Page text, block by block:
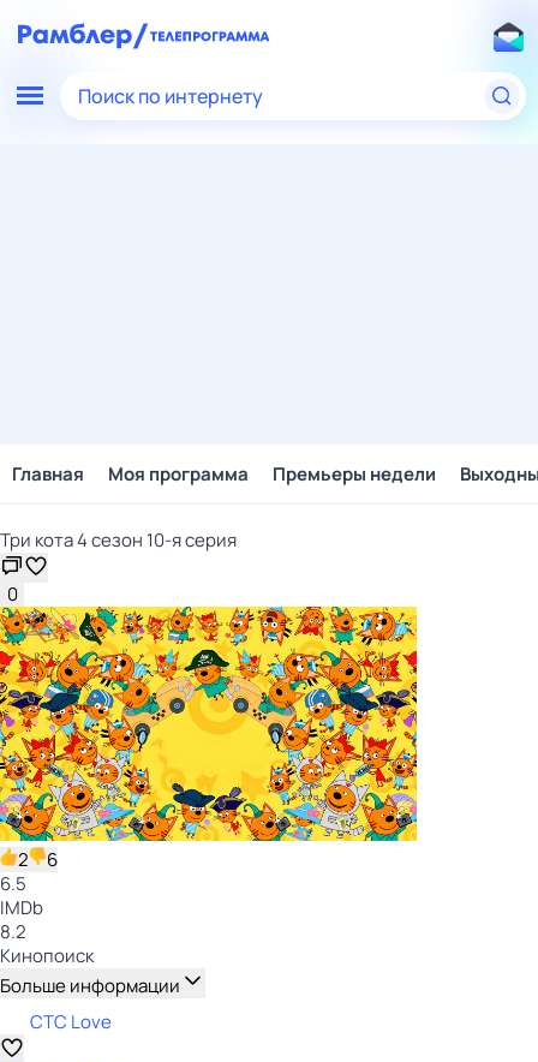
Поиск по интернету
Главная Моя программа Премьеры недели
Три кота 4 сезон 10-я серия
0
2
6
6.5
IMDb
8.2
Кинопоиск
Больше информации
СТС Love